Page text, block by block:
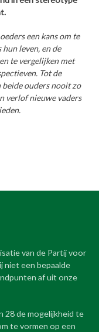
een kans om te
leven, en de
te vergelijken met
Tot de
ouders nooit zo
verlof nieuwe vaders
van de Partij voor
niet een bepaalde
af uit onze
28 de mogelijkheid te
te vormen op een